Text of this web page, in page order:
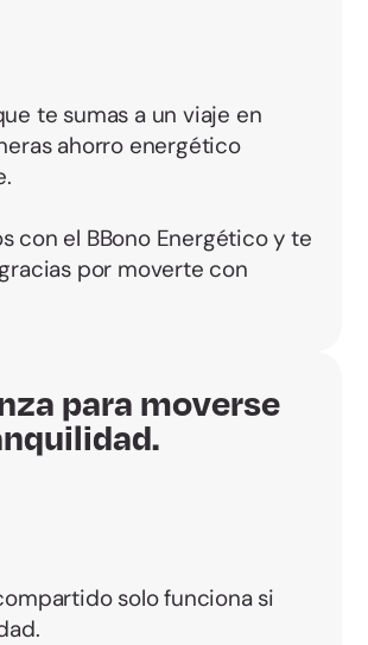
te sumas a un viaje en
ahorro energético
con el BBono Energético y te
por moverte con
para moverse
solo funciona si